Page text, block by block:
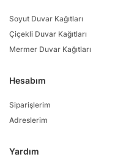
Soyut Duvar Kağıtları
Çiçekli Duvar Kağıtları
Mermer Duvar Kağıtları
Hesabım
Siparişlerim
Adreslerim
Yardım